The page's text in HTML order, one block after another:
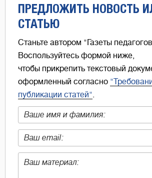
ПРЕДЛОЖИТЬ НОВОСТЬ
СТАТЬЮ
Станьте автором "Газеты
Воспользуйтесь формой ниже,
чтобы прикрепить текстовый
оформленный согласно
публикации статей"